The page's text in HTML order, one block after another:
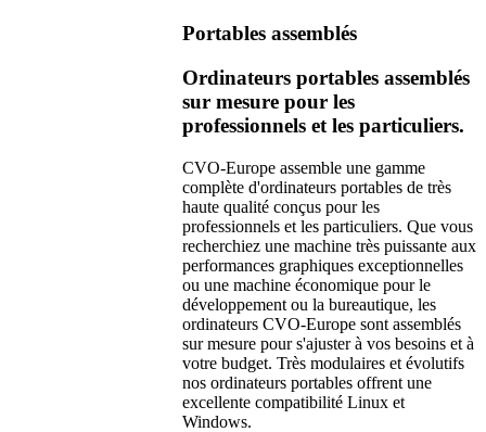
Portables assemblés
Ordinateurs portables assemblés
sur mesure pour les
professionnels et les particuliers.
CVO-Europe assemble une gamme
complète d'ordinateurs portables de très
haute qualité conçus pour les
professionnels et les particuliers. Que vous
recherchiez une machine très puissante aux
performances graphiques exceptionnelles
ou une machine économique pour le
développement ou la bureautique, les
ordinateurs CVO-Europe sont assemblés
sur mesure pour s'ajuster à vos besoins et à
votre budget. Très modulaires et évolutifs
nos ordinateurs portables offrent une
excellente compatibilité Linux et
Windows.